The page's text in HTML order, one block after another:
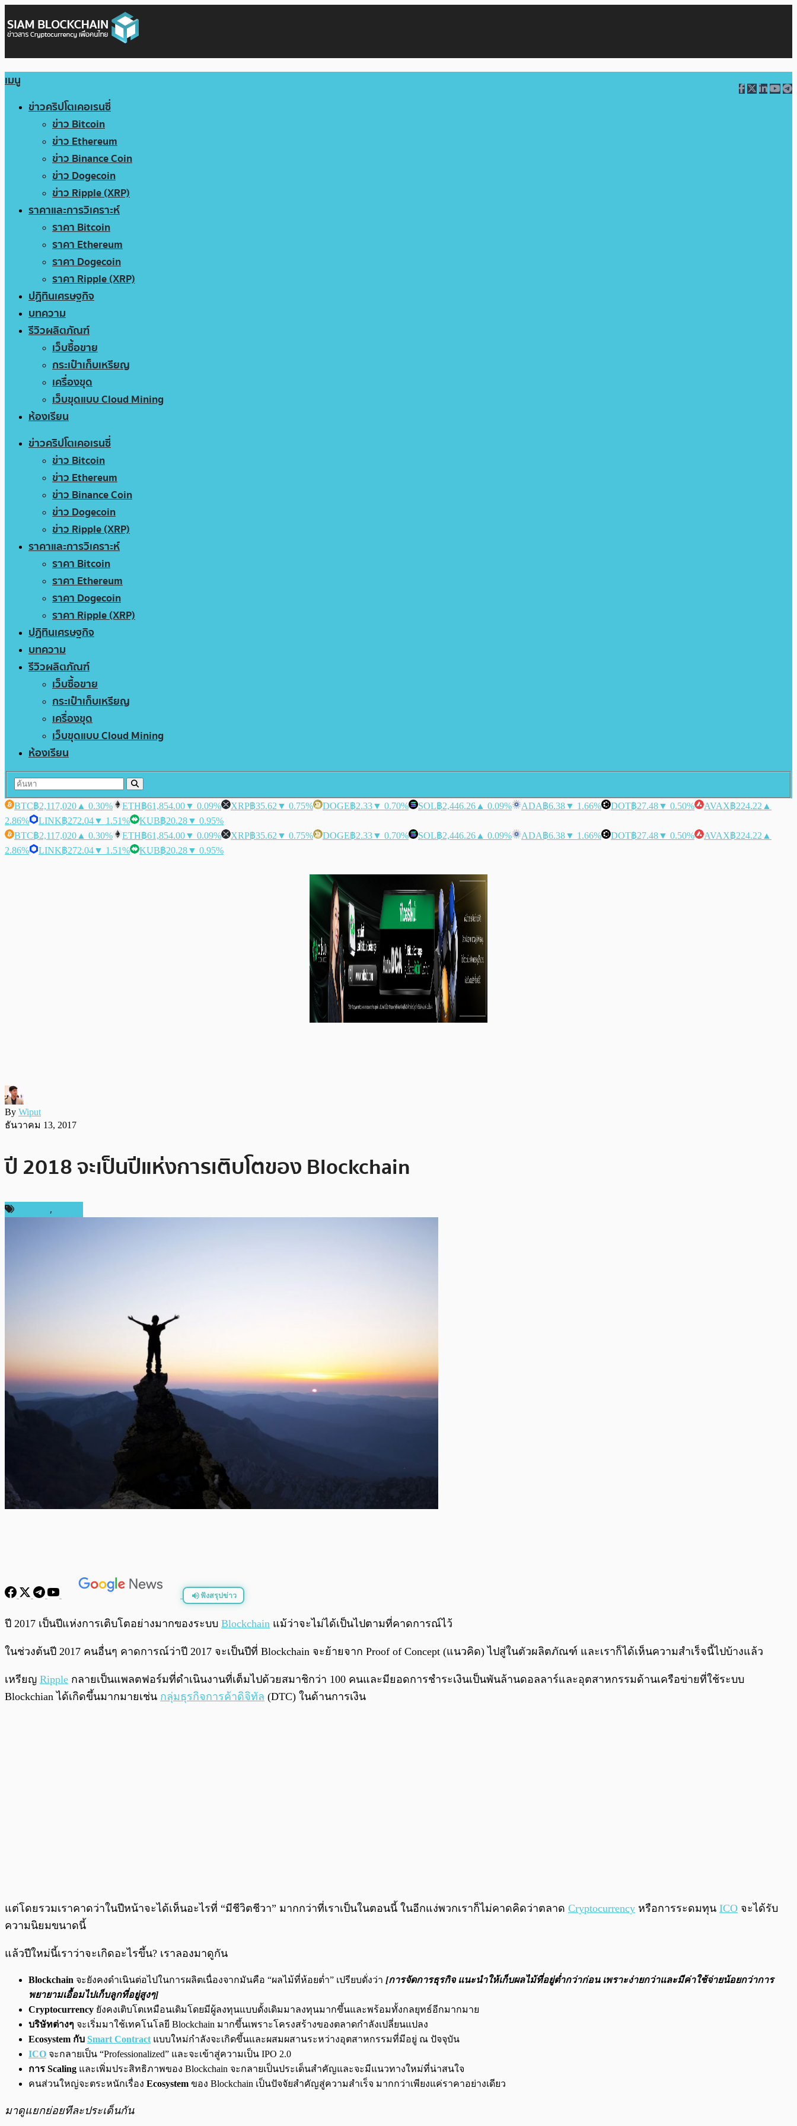
เมนู
ข่าวคริปโตเคอเรนซี่
ข่าว Bitcoin
ข่าว Ethereum
ข่าว Binance Coin
ข่าว Dogecoin
ข่าว Ripple (XRP)
ราคาและการวิเคราะห์
ราคา Bitcoin
ราคา Ethereum
ราคา Dogecoin
ราคา Ripple (XRP)
ปฏิทินเศรษฐกิจ
บทความ
รีวิวผลิตภัณฑ์
เว็บซื้อขาย
กระเป๋าเก็บเหรียญ
เครื่องขุด
เว็บขุดแบบ Cloud Mining
ห้องเรียน
ข่าวคริปโตเคอเรนซี่
ข่าว Bitcoin
ข่าว Ethereum
ข่าว Binance Coin
ข่าว Dogecoin
ข่าว Ripple (XRP)
ราคาและการวิเคราะห์
ราคา Bitcoin
ราคา Ethereum
ราคา Dogecoin
ราคา Ripple (XRP)
ปฏิทินเศรษฐกิจ
บทความ
รีวิวผลิตภัณฑ์
เว็บซื้อขาย
กระเป๋าเก็บเหรียญ
เครื่องขุด
เว็บขุดแบบ Cloud Mining
ห้องเรียน
BTC฿2,117,020 ▲ 0.30% ETH฿61,854.00▼ 0.09% XRP฿35.62 ▼ 0.75% DOGE฿2.33▼ 0.70% SOL฿2,446.26 ▲ 0.09% ADA฿6.38▼ 1.66% DOT฿27.48▼ 0.50% AVAX฿224.22 ▲
2.86%
LINK฿272.04▼ 1.51% KUB฿20.28▼ 0.95%
BTC฿2,117,020 ▲ 0.30% ETH฿61,854.00▼ 0.09% XRP฿35.62 ▼ 0.75% DOGE฿2.33▼ 0.70% SOL฿2,446.26 ▲ 0.09% ADA฿6.38▼ 1.66% DOT฿27.48▼ 0.50% AVAX฿224.22 ▲
2.86%
LINK฿272.04▼ 1.51% KUB฿20.28▼ 0.95%
By Wiput
ธันวาคม 13, 2017
ปี 2018 จะเป็นปีแห่งการเติบโตของ Blockchain
,
ฟังสรุปข่าว
พร้อมเล่น
ปี 2017 เป็นปีแห่งการเติบโตอย่างมากของระบบ Blockchain แม้ว่าจะไม่ได้เป็นไปตามที่คาดการณ์ไว้
ในช่วงต้นปี 2017 คนอื่นๆ คาดการณ์ว่าปี 2017 จะเป็นปีที่ Blockchain จะย้ายจาก Proof of Concept (แนวคิด) ไปสู่ในตัวผลิตภัณฑ์ และเราก็ได้เห็นความสำเร็จนี้ไปบ้างแล้ว
เหรียญ Ripple กลายเป็นแพลตฟอร์มที่ดำเนินงานที่เต็มไปด้วยสมาชิกว่า 100 คนและมียอดการชำระเงินเป็นพันล้านดอลลาร์และอุตสาหกรรมด้านเครือข่ายที่ใช้ระบบ
Blockchian ได้เกิดขึ้นมากมายเช่น กลุ่มธุรกิจการค้าดิจิทัล (DTC) ในด้านการเงิน
แต่โดยรวมเราคาดว่าในปีหน้าจะได้เห็นอะไรที่ “มีชีวิตชีวา” มากกว่าที่เราเป็นในตอนนี้ ในอีกแง่พวกเราก็ไม่คาดคิดว่าตลาด Cryptocurrency หรือการระดมทุน ICO จะได้รับ
ความนิยมขนาดนี้
แล้วปีใหม่นี้เราว่าจะเกิดอะไรขึ้น? เราลองมาดูกัน
Blockchain จะยังคงดำเนินต่อไปในการผลิตเนื่องจากมันคือ “ผลไม้ที่ห้อยต่ำ” เปรียบดั่งว่า [การจัดการธุรกิจ แนะนำให้เก็บผลไม้ที่อยู่ต่ำกว่าก่อน เพราะง่ายกว่าและมีค่าใช้จ่ายน้อยกว่าการ
พยายามเอื้อมไปเก็บลูกที่อยู่สูงๆ]
Cryptocurrency ยังคงเติบโตเหมือนเดิมโดยมีผู้ลงทุนแบบดั้งเดิมมาลงทุนมากขึ้นและพร้อมทั้งกลยุทธ์อีกมากมาย
บริษัทต่างๆ จะเริ่มมาใช้เทคโนโลยี Blockchain มากขึ้นเพราะโครงสร้างของตลาดกำลังเปลี่ยนแปลง
Ecosystem กับ Smart Contractแบบใหม่กำลังจะเกิดขึ้นและผสมผสานระหว่างอุตสาหกรรมที่มีอยู่ ณ ปัจจุบัน
ICO จะกลายเป็น “Professionalized” และจะเข้าสู่ความเป็น IPO 2.0
การ Scaling และเพิ่มประสิทธิภาพของ Blockchain จะกลายเป็นประเด็นสำคัญและจะมีแนวทางใหม่ที่น่าสนใจ
คนส่วนใหญ่จะตระหนักเรื่อง Ecosystem ของ Blockchain เป็นปัจจัยสำคัญสู่ความสำเร็จ มากกว่าเพียงแค่ราคาอย่างเดียว
มาดูแยกย่อยทีละประเด็นกัน